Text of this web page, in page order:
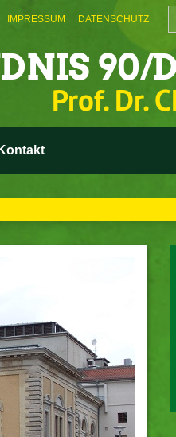
IMPRESSUM DATENSCHUTZ
90/
Prof. Dr.
Kontakt